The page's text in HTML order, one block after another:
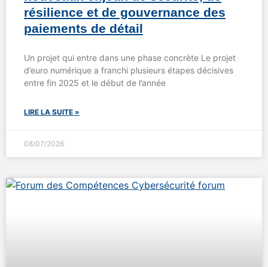
résilience et de gouvernance des
paiements de détail
Un projet qui entre dans une phase concrète Le projet
d’euro numérique a franchi plusieurs étapes décisives
entre fin 2025 et le début de l’année
LIRE LA SUITE »
08/07/2026